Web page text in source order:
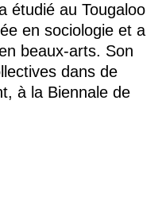
étudié au Tougaloo
en sociologie et a
beaux-arts. Son
dans de
à la Biennale de